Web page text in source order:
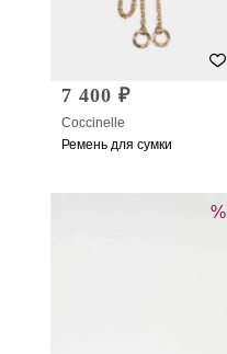
7 400 ₽
Coccinelle
Ремень для сумки
%